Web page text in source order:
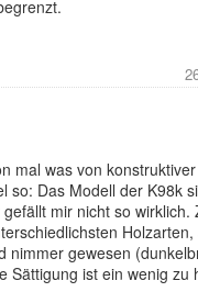
mal was von
so: Das Modell der K98k
mir nicht so wirklich.
Holzarten,
nimmer gewesen
Sättigung ist ein wenig zu